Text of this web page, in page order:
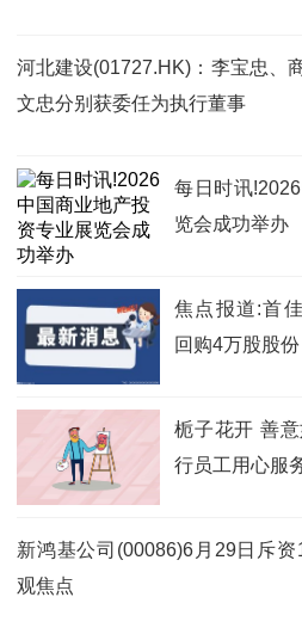
河北建设(01727.HK)：李宝忠、
文忠分别获委任为执行董事
每日时讯
览会成功举办
焦点报道:首
回购4万股股
栀子花开 善
行员工用心服
新鸿基公司(00086)6月29日斥
观焦点